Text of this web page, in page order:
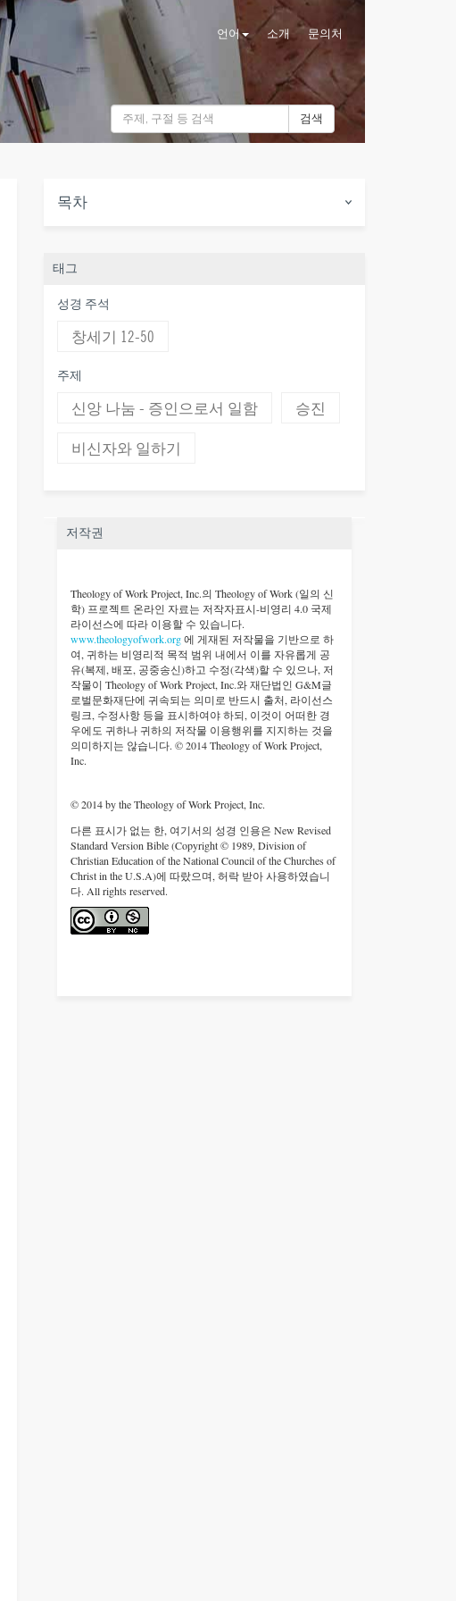
언어 소개 문의처
검색
목차
태그
성경 주석
창세기 12-50
주제
신앙 나눔 - 증인으로서 일함 승진
비신자와 일하기
저작권
Theology of Work Project, Inc.의 Theology of Work (일의 신
학) 프로젝트 온라인 자료는 저작자표시-비영리 4.0 국제
라이선스에 따라 이용할 수 있습니다.
www.theologyofwork.org에 게재된 저작물을 기반으로 하
여, 귀하는 비영리적 목적 범위 내에서 이를 자유롭게 공
유(복제, 배포, 공중송신)하고 수정(각색)할 수 있으나, 저
작물이 Theology of Work Project, Inc.와 재단법인 G&M글
로벌문화재단에 귀속되는 의미로 반드시 출처, 라이선스
링크, 수정사항 등을 표시하여야 하되, 이것이 어떠한 경
우에도 귀하나 귀하의 저작물 이용행위를 지지하는 것을
의미하지는 않습니다. © 2014 Theology of Work Project,
Inc.
© 2014 by the Theology of Work Project, Inc.
다른 표시가 없는 한, 여기서의 성경 인용은 New Revised
Standard Version Bible (Copyright © 1989, Division of
Christian Education of the National Council of the Churches of
Christ in the U.S.A)에 따랐으며, 허락 받아 사용하였습니
다. All rights reserved.